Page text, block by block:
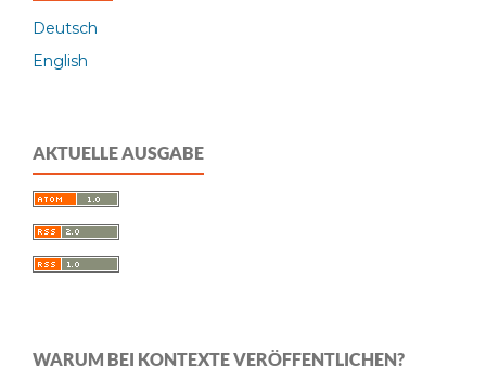
Deutsch
English
AKTUELLE AUSGABE
WARUM BEI KONTEXTE VERÖFFENTLICHEN?